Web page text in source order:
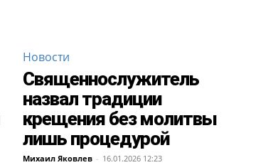
Новости
Священнослужитель
назвал традиции
крещения без молитвы
лишь процедурой
Михаил Яковлев - 16.01.2026 12:23